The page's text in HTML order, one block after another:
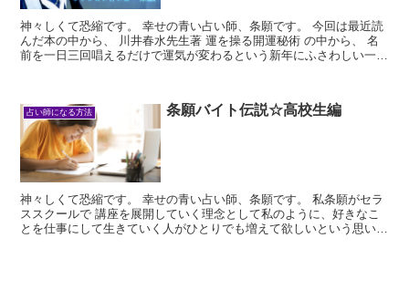
神々しくて恐縮です。 幸せの青い占い師、条願です。 今回は最近読
んだ本の中から、 川井春水先生著 運を操る開運秘術 の中から、 名
前を一日三回唱えるだけで運気が変わるという新年にふさわしい一節
占い師になる方法 条願バイト伝説☆高校生編
神々しくて恐縮です。 幸せの青い占い師、条願です。 私条願がセラ
ススクールで 講座を展開していく理念として私のように、好きなこ
とを仕事にして生きていく人がひとりでも増えて欲しいという思いが